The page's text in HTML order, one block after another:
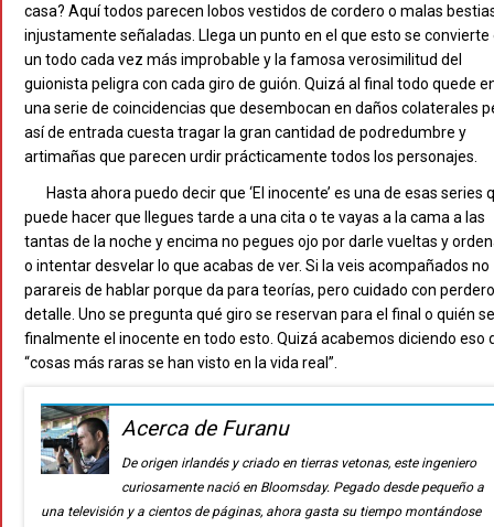
casa? Aquí todos parecen lobos vestidos de cordero o malas
injustamente señaladas. Llega un punto en el que esto se convierte
un todo cada vez más improbable y la famosa verosimilitud del
guionista peligra con cada giro de guión. Quizá al final todo quede
una serie de coincidencias que desembocan en daños colaterales
así de entrada cuesta tragar la gran cantidad de podredumbre y
artimañas que parecen urdir prácticamente todos los personajes.
Hasta ahora puedo decir que ‘El inocente’ es una de esas series
puede hacer que llegues tarde a una cita o te vayas a la cama a las
tantas de la noche y encima no pegues ojo por darle vueltas y
o intentar desvelar lo que acabas de ver. Si la veis acompañados no
parareis de hablar porque da para teorías, pero cuidado con
detalle. Uno se pregunta qué giro se reservan para el final o quién
finalmente el inocente en todo esto. Quizá acabemos diciendo eso
“cosas más raras se han visto en la vida real”.
Acerca de Furanu
De origen irlandés y criado en tierras vetonas, este ingeniero
curiosamente nació en Bloomsday. Pegado desde pequeño a
una televisión y a cientos de páginas, ahora gasta su tiempo montándose